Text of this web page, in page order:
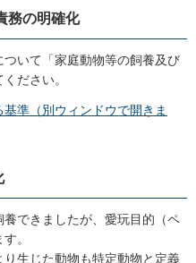
務の明確化
いて「家庭動物等の飼養及び
ださい。
準（別ウィンドウで開きま
できましたが、愛玩目的（ペ
。
生じた動物も特定動物と定義